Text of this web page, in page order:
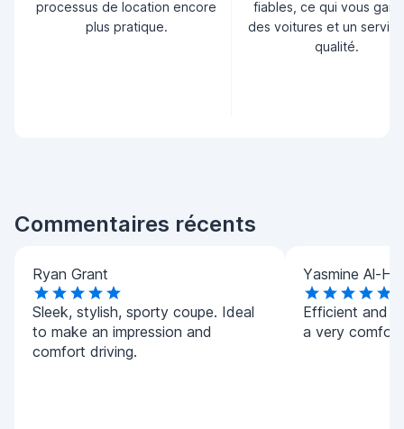
processus de location encore
plus pratique.
fiables, ce qui vous
des voitures et un
qualité.
Commentaires récents
Ryan Grant
Sleek, stylish, sporty coupe. Ideal
to make an impression and
comfort driving.
Yasmine Al-
Efficient and
a very